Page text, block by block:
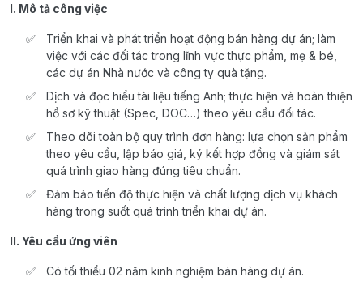
I. Mô tả công việc
Triển khai và phát triển hoạt động bán hàng dự án; làm
việc với các đối tác trong lĩnh vực thực phẩm, mẹ & bé,
các dự án Nhà nước và công ty quà tặng.
Dịch và đọc hiểu tài liệu tiếng Anh; thực hiện và hoàn thiện
hồ sơ kỹ thuật (Spec, DOC…) theo yêu cầu đối tác.
Theo dõi toàn bộ quy trình đơn hàng: lựa chọn sản phẩm
theo yêu cầu, lập báo giá, ký kết hợp đồng và giám sát
quá trình giao hàng đúng tiêu chuẩn.
Đảm bảo tiến độ thực hiện và chất lượng dịch vụ khách
hàng trong suốt quá trình triển khai dự án.
II. Yêu cầu ứng viên
Có tối thiểu 02 năm kinh nghiệm bán hàng dự án.